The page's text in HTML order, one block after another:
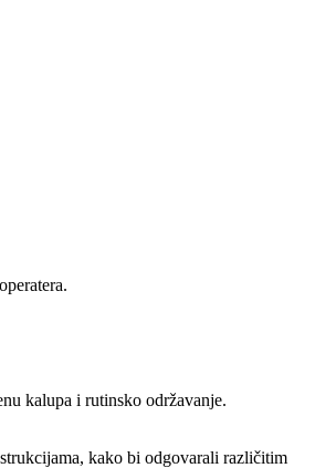
kalupa i rutinsko održavanje.
kako bi odgovarali različitim